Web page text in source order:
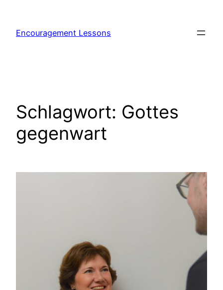
Encouragement Lessons
Schlagwort: Gottes
gegenwart